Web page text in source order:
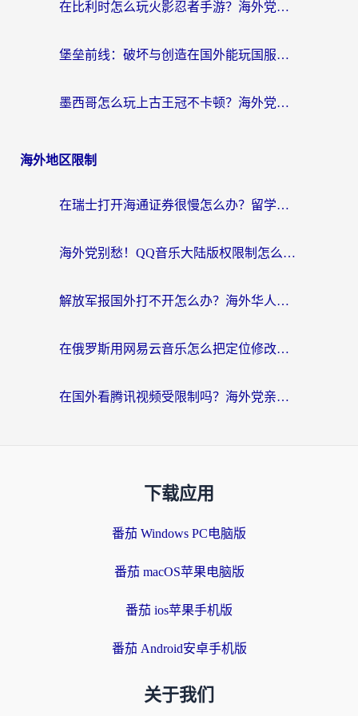
在比利时怎么玩火影忍者手游？海外党亲测有效的国服游戏加速指南
堡垒前线：破坏与创造在国外能玩国服吗？海外玩家国服畅玩终极指南
墨西哥怎么玩上古王冠不卡顿？海外党国服游戏加速器选择全攻略
海外地区限制
在瑞士打开海通证券很慢怎么办？留学生&海外华人的回国加速全攻略
海外党别愁！QQ音乐大陆版权限制怎么破？附咪咕视频、B站地区限制解除全攻略
解放军报国外打不开怎么办？海外华人必备回国加速指南，看奥运拳击、听酷狗音乐全搞定
在俄罗斯用网易云音乐怎么把定位修改到中国国内？海外党听歌自由的钥匙找到了
在国外看腾讯视频受限制吗？海外党亲测有效的回国加速器选择指南
下载应用
番茄 Windows PC电脑版
番茄 macOS苹果电脑版
番茄 ios苹果手机版
番茄 Android安卓手机版
关于我们